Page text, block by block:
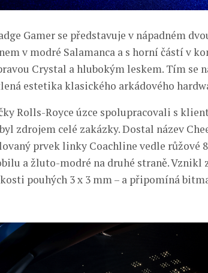
Gamer se představuje v nápadném
v modré Salamanca a s horní částí v
Crystal a hlubokým leskem. Tím se
estetika klasického arkádového
Rolls-Royce úzce spolupracovali s
zdrojem celé zakázky. Dostal název
prvek linky Coachline vedle růžové
a žluto-modré na druhé straně. Vznikl z
pouhých 3 x 3 mm – a připomíná